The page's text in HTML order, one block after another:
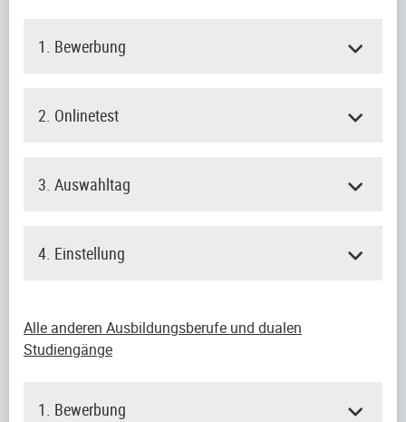
1. Bewerbung
2. Onlinetest
3. Auswahltag
4. Einstellung
Alle anderen Ausbildungsberufe und dualen
Studiengänge
1. Bewerbung